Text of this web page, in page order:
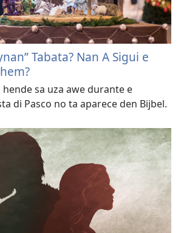
Tabata? Nan A Sigui e
sa uza awe durante e
di Pasco no ta aparece den Bijbel.